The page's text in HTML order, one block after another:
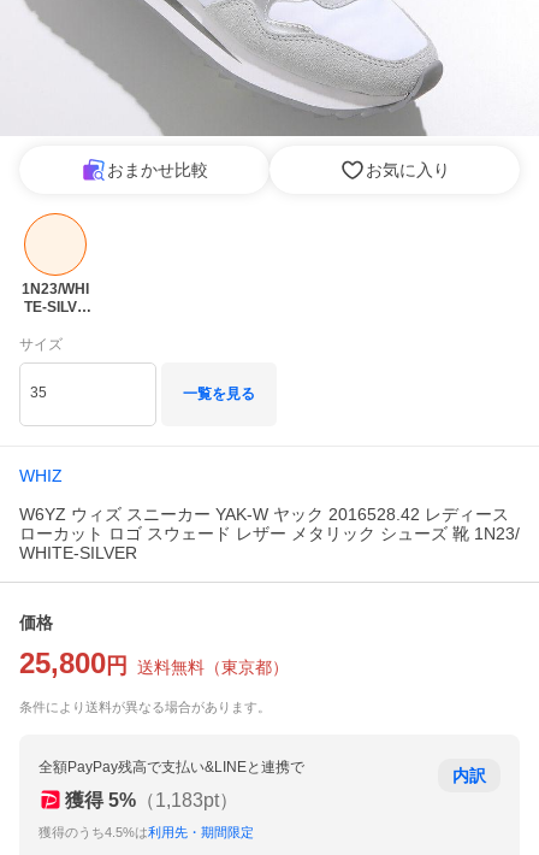
おまかせ比較 お気に入り
1N23/WHI
TE-SILVE
サイズ
35 一覧を見る
WHIZ
W6YZ ウィズ スニーカー YAK-W ヤック 2016528.42 レディース
ローカット ロゴ スウェード レザー メタリック シューズ 靴 1N23/
WHITE-SILVER
価格
25,800 円 送料無料 （東京都）
条件により送料が異なる場合があります。
全額PayPay残高で支払い&LINEと連携で
獲得 5% （1,183pt）
獲得のうち4.5%は利用先・期間限定
内訳